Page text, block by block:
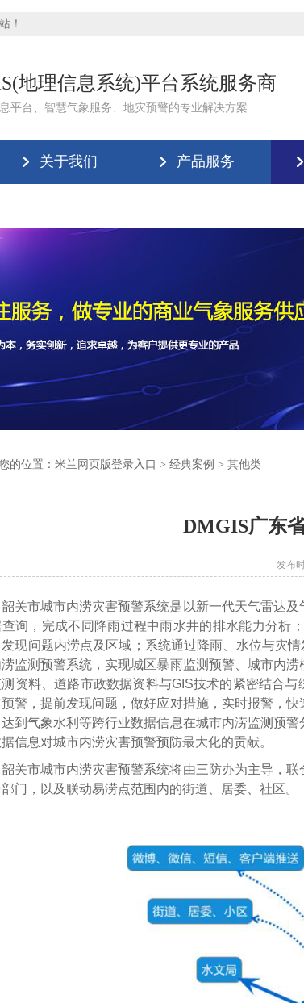
！
地理信息系统)平台系统服务商
平台、智慧气象服务、地灾预警的专业解决方案
关于我们 产品服务
的位置： 米兰网页版登录入口 > 经典案例 > 其他类
DMGIS广东
发布
韶关市城市内涝灾害预警系统是以新一代天气雷达
询，完成不同降雨过程中雨水井的排水能力分析
现问题内涝点及区域；系统通过降雨、水位与灾
涝监测预警系统，实现城区暴雨监测预警、城市内
资料、道路市政数据资料与GIS技术的紧密结合
警，提前发现问题，做好应对措施，实时报警，
到气象水利等跨行业数据信息在城市内涝监测预
信息对城市内涝灾害预警预防最大化的贡献。
韶关市城市内涝灾害预警系统将由三防办为主导，
门，以及联动易涝点范围内的街道、居委、社区。